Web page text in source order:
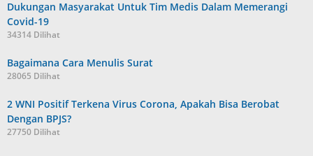
Dukungan Masyarakat Untuk Tim Medis Dalam Memerangi
Covid-19
34314 Dilihat
Bagaimana Cara Menulis Surat
28065 Dilihat
2 WNI Positif Terkena Virus Corona, Apakah Bisa Berobat
Dengan BPJS?
27750 Dilihat